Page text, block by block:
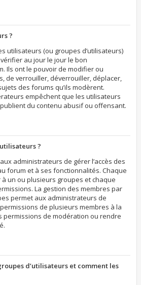
?
utilisateurs (ou groupes d’utilisateurs)
au jour le jour le bon
Ils ont le pouvoir de modifier ou
de verrouiller, déverrouiller, déplacer,
des forums qu’ils modèrent.
empêchent que les utilisateurs
du contenu abusif ou offensant.
?
administrateurs de gérer l’accès des
forum et à ses fonctionnalités. Chaque
un ou plusieurs groupes et chaque
La gestion des membres par
permet aux administrateurs de
de plusieurs membres à la
permissions de modération ou rendre
d’utilisateurs et comment les